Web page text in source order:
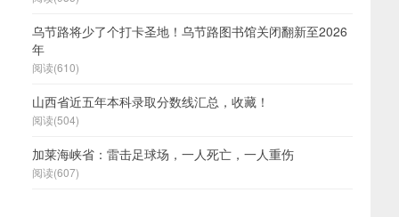
乌节路将少了个打卡圣地！乌节路图书馆关闭翻新至2026
年
阅读(610)
山西省近五年本科录取分数线汇总，收藏！
阅读(504)
加莱海峡省：雷击足球场，一人死亡，一人重伤
阅读(607)